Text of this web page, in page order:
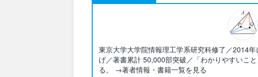
東京大学大学院情報理工学系研究科修了／2014
げ／著書累計 50,000部突破／「わかりやすいこ
る。 →著者情報・書籍一覧を見る